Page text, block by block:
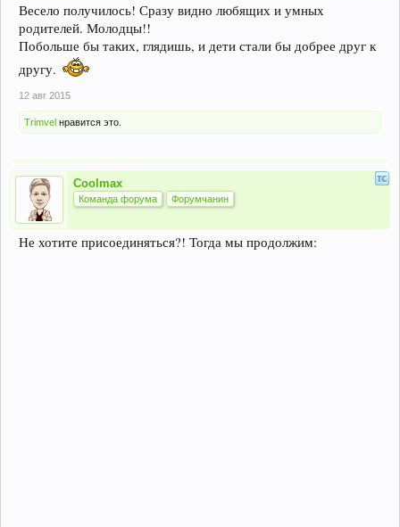
Весело получилось! Сразу видно любящих и умных
родителей. Молодцы!!
Побольше бы таких, глядишь, и дети стали бы добрее друг к
другу.
12 авг 2015
Trimvel нравится это.
Coolmax
Команда форума Форумчанин
Не хотите присоединяться?! Тогда мы продолжим: